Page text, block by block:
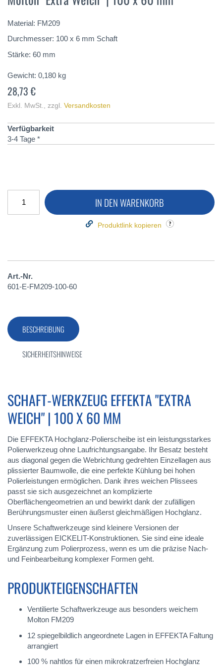
springen
Material: FM209
Durchmesser: 100 x 6 mm Schaft
Stärke: 60 mm
Gewicht: 0,180 kg
28,73 €
Exkl. MwSt. zzgl. Versandkosten
Verfügbarkeit
3-4 Tage *
IN DEN WARENKORB
Produktlink kopieren
Art.-Nr.
601-E-FM209-100-60
BESCHREIBUNG
SCHAFT-WERKZEUG EFFEKTA "EXTRA
WEICH" | 100 X 60 MM
Die EFFEKTA Hochglanz-Polierscheibe ist ein leistungsstarkes
Polierwerkzeug ohne Laufrichtungsangabe. Ihr Besatz besteht
aus diagonal gegen die Webrichtung gedrehten Einzellagen aus
plissierter Baumwolle, die eine perfekte Kühlung bei hohen
Polierleistungen ermöglichen. Dank ihres weichen Plissees
passt sie sich ausgezeichnet an komplizierte
Oberflächengeometrien an und bewirkt dank der zufälligen
Berührungsmuster einen äußerst gleichmäßigen Hochglanz.
Unsere Schaftwerkzeuge sind kleinere Versionen der
zuverlässigen EICKELIT-Konstruktionen. Sie sind eine ideale
Ergänzung zum Polierprozess, wenn es um die präzise Nach-
und Feinbearbeitung komplexer Formen geht.
PRODUKTEIGENSCHAFTEN
Ventilierte Schaftwerkzeuge aus besonders weichem
Molton FM209
12 spiegelbildlich angeordnete Lagen in EFFEKTA Faltung
arrangiert
100 % nahtlos für einen mikrokratzerfreien Hochglanz
SICHERHEITSHINWEISE